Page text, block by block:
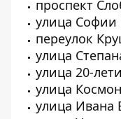
проспект
улица Софии
переулок
улица
улица 20-
улица
улица Ивана